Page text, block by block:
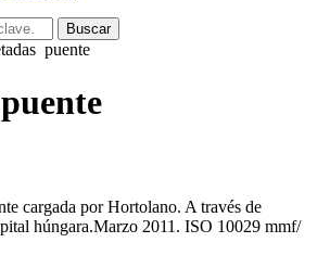
Buscar
puente
puente
cargada por Hortolano. A través de
húngara.Marzo 2011. ISO 10029 mmf/